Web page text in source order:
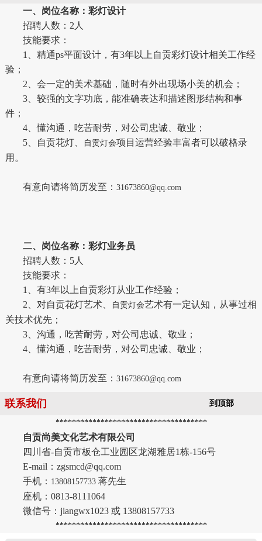
一、岗位名称：彩灯设计
招聘人数：2人
技能要求：
1、精通ps平面设计，有3年以上自贡彩灯设计相关工作经
验；
2、会一定的美术基础，随时有外出现场小美的机会；
3、较强的文字功底，能准确表达和描述图形结构和事
件；
4、懂沟通，吃苦耐劳，对公司忠诚、敬业；
5、自贡花灯、
自贡灯会项目运营经验丰富者可以破格录
用。
有意向请将简历发至： 31673860@qq.com
二、岗位名称：彩灯业务员
招聘人数：5人
技能要求：
1、有3年以上自贡彩灯从业工作经验；
2、对自贡花灯艺术、
自贡灯会艺术有一定认知，从事过相
关技术优先；
3、沟通，吃苦耐劳，对公司忠诚、敬业；
4、懂沟通，吃苦耐劳，对公司忠诚、敬业；
有意向请将简历发至： 31673860@qq.com
联系我们 到顶部
*************************************
自贡尚美文化艺术有限公司
四川省-自贡市板仓工业园区龙湖雅居1栋-156号
E-mail：zgsmcd@qq.com
手机： 13808157733蒋先生
座机：0813-8111064
微信号：jiangwx1023 或 13808157733
*************************************